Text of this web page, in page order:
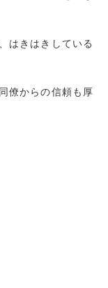
はきはきしている
僚からの信頼も厚